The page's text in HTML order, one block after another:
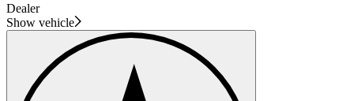
Dealer
Show vehicle